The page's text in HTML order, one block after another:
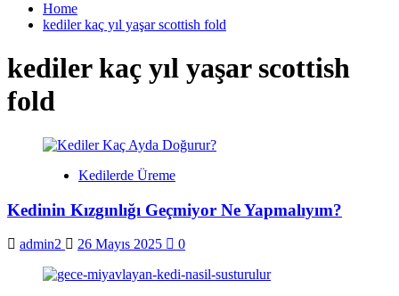
Home
kediler kaç yıl yaşar scottish fold
kediler kaç yıl yaşar scottish
fold
Kedilerde Üreme
Kedinin Kızgınlığı Geçmiyor Ne Yapmalıyım?
admin2 26 Mayıs 2025 0